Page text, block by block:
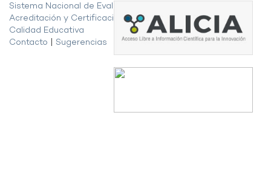
Sistema Nacional de Evaluación,
Acreditación y Certificación de la
Calidad Educativa
Contacto
Sugerencias